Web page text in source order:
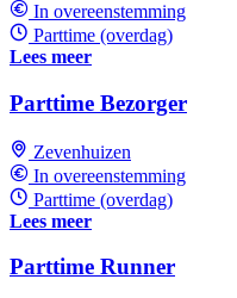
In overeenstemming
Parttime (overdag)
Lees meer
Parttime Bezorger
Zevenhuizen
In overeenstemming
Parttime (overdag)
Lees meer
Parttime Runner